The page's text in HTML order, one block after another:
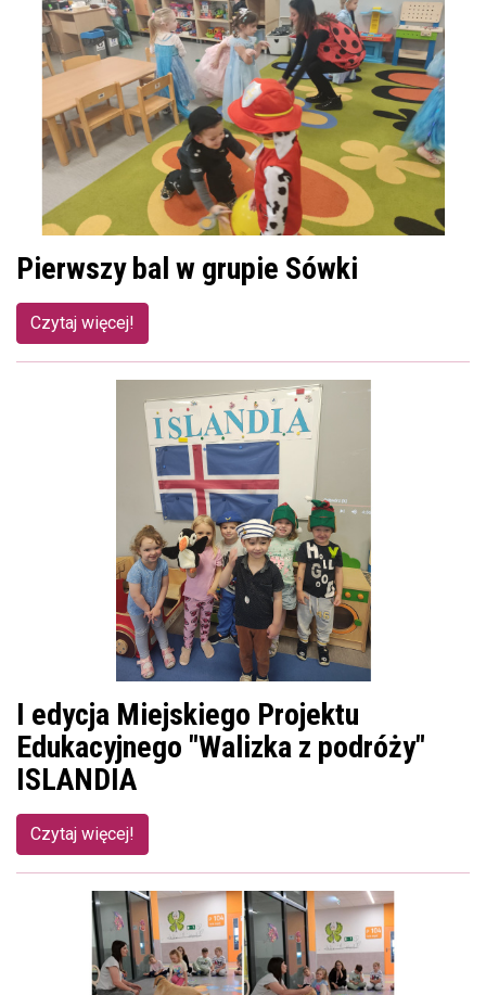
Pierwszy bal w grupie Sówki
Czytaj więcej!
I edycja Miejskiego Projektu
Edukacyjnego "Walizka z podróży"
ISLANDIA
Czytaj więcej!